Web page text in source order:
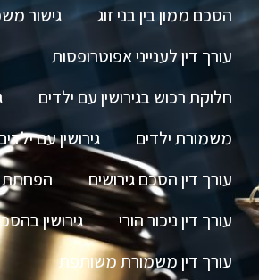
הסכם ממון בין בני זוג
גישור
עורך דין לענייני אפוטרופסות
חלוקת רכוש בגירושין עם ילדים
משמורת ילדים
גירושין עם
עורך דין הסכם גירושים
הפחתת
עורך דין ניכור הורי
גירושין
עורך דין משמורת משותפת